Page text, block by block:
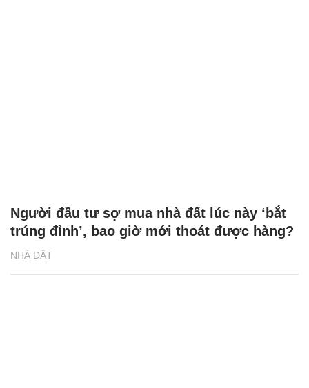
NHÀ ĐẤT
Người đầu tư sợ mua nhà đất lúc này ‘bắt
trúng đỉnh’, bao giờ mới thoát được hàng?